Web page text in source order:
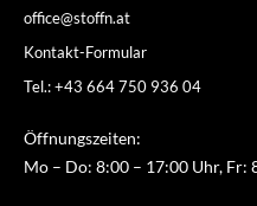
office@stoffn.at
Kontakt-Formular
Tel.: +43 664 750 936 04
Öffnungszeiten:
Mo – Do: 8:00 – 17:00 Uhr, Fr: